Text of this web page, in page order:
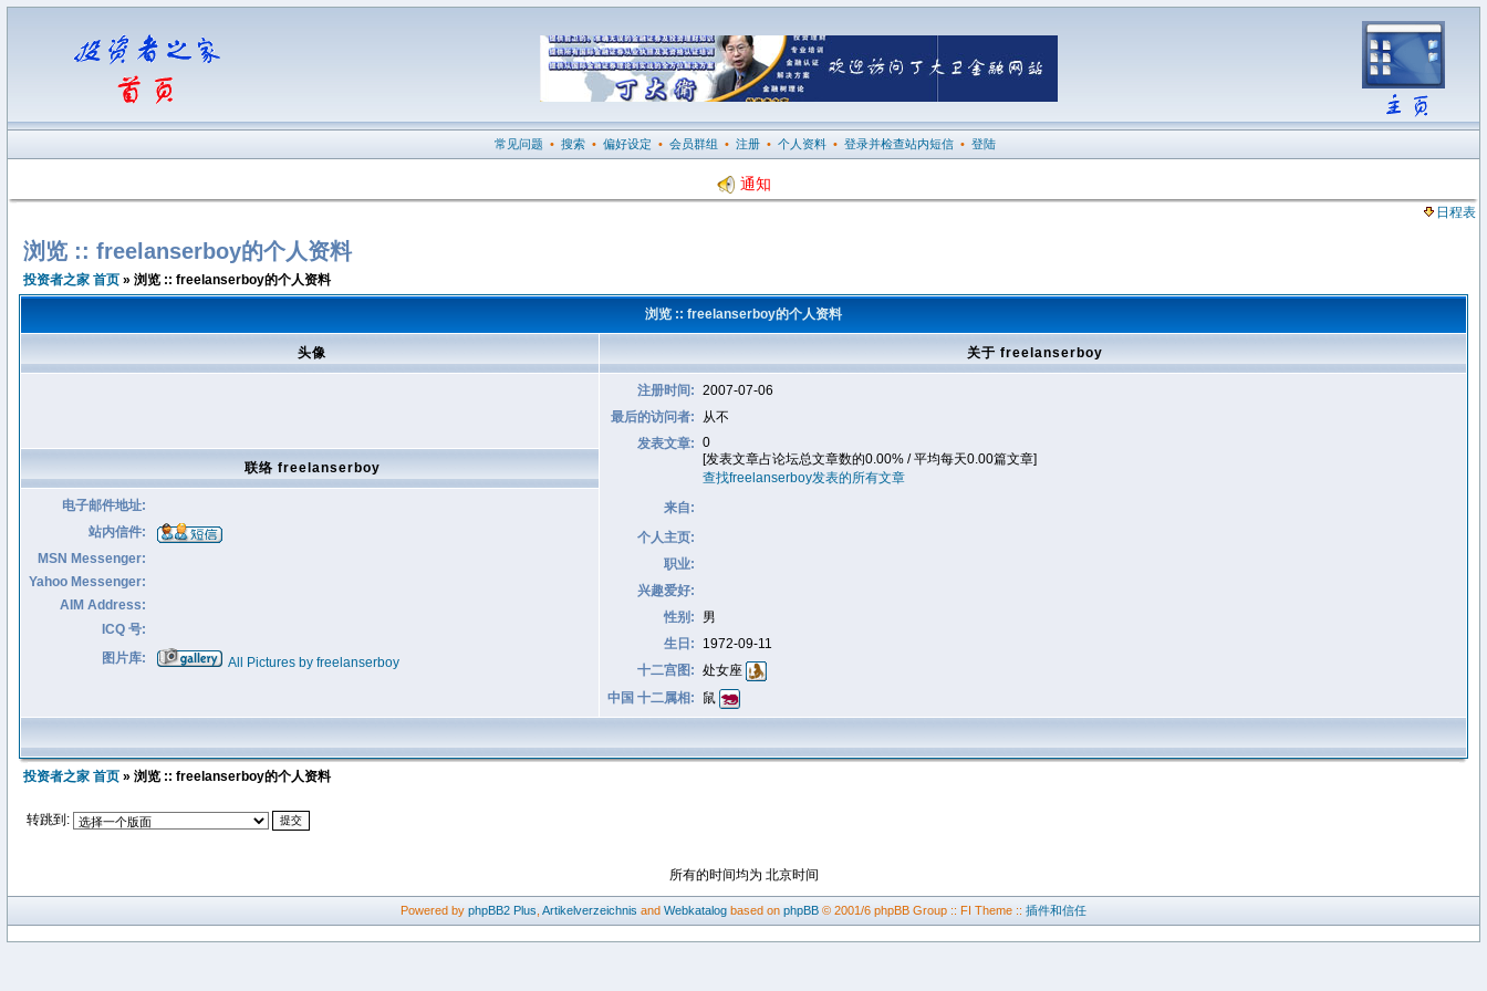
常见问题 • 搜索 • 偏好设定 • 会员群组 • 注册 • 个人资料 • 登录并检查站内短信 • 登陆
通知
日程表
浏览 :: freelanserboy的个人资料
投资者之家 首页 » 浏览 :: freelanserboy的个人资料
浏览 :: freelanserboy的个人资料
头像 关于 freelanserboy
注册时间: 2007-07-06
最后的访问者:
从不
发表文章: 0
[发表文章占论坛总文章数的0.00% / 平均每天0.00篇文章]
查找freelanserboy发表的所有文章
来自:
个人主页:
职业:
兴趣爱好:
性别:
男
生日:
1972-09-11
十二宫图: 处女座
中国 十二属相:
鼠
联络 freelanserboy
电子邮件地址:
站内信件:
MSN Messenger:
Yahoo Messenger:
AIM Address:
ICQ 号:
图片库:
All Pictures by freelanserboy
投资者之家 首页 » 浏览 :: freelanserboy的个人资料
转跳到:
所有的时间均为 北京时间
Powered by phpBB2 Plus Artikelverzeichnis and Webkatalog based on phpBB © 2001/6 phpBB Group :: FI Theme :: 插件和信任